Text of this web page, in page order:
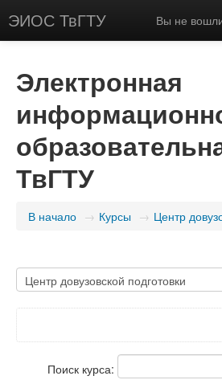
ЭИОС ТвГТУ Вы не
Электронная
ТвГТУ
В начало → Курсы → Центр
Поиск курса: